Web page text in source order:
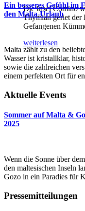
Die Insel Comino
Thymian geriet der
Gefangenen
weiterlesen
Ein besseres Gefühl im
den Malta-Urlaub
Malta zählt zu den
Wasser ist kristallklar,
sowie die zahlreichen
einem perfekten Ort für
Aktuelle Events
Sommer auf Malta &
2025
Wenn die Sonne über
den maltesischen Inseln
Gozo in ein Paradies für
Pressemitteilungen